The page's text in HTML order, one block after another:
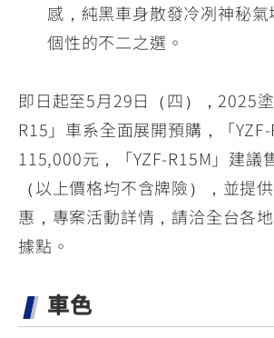
感，純黑車身散發冷冽神秘
個性的不二之選。
即日起至5月29日（四），2025
R15」車系全面展開預購，「
115,000元，「YZF-R15M」建議
（以上價格均不含牌險），並提
惠，專案活動詳情，請洽全台各
據點。
車色